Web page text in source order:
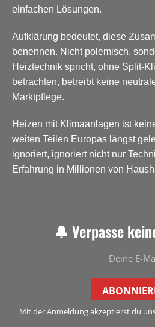
einfachen Lösungen.
Aufklärung bedeutet, diese
benennen. Nicht polemisch,
Heiztechnik spricht, ohne Split-
betrachten, betreibt keine
Marktpflege.
Heizen mit Klimaanlagen ist
weiten Teilen Europas längst
ignoriert, ignoriert nicht nur
Erfahrung in Millionen von
🔔 Verpasse
Mit der Anmeldung akzeptierst du